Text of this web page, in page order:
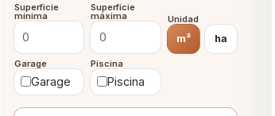
Superficie
mínima
Superficie
máxima Unidad
m² ha
Garage
Garage
Piscina
Piscina